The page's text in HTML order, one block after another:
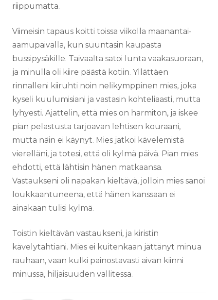
riippumatta.
Viimeisin tapaus koitti toissa viikolla maanantai-
aamupäivällä, kun suuntasin kaupasta
bussipysäkille. Taivaalta satoi lunta vaakasuoraan,
ja minulla oli kiire päästä kotiin. Yllättäen
rinnalleni kiiruhti noin nelikymppinen mies, joka
kyseli kuulumisiani ja vastasin kohteliaasti, mutta
lyhyesti. Ajattelin, että mies on harmiton, ja iskee
pian pelastusta tarjoavan lehtisen kouraani,
mutta näin ei käynyt. Mies jatkoi kävelemistä
vierelläni, ja totesi, että oli kylmä päivä. Pian mies
ehdotti, että lähtisin hänen matkaansa.
Vastaukseni oli napakan kieltävä, jolloin mies sanoi
loukkaantuneena, että hänen kanssaan ei
ainakaan tulisi kylmä.
Toistin kieltävän vastaukseni, ja kiristin
kävelytahtiani. Mies ei kuitenkaan jättänyt minua
rauhaan, vaan kulki painostavasti aivan kiinni
minussa, hiljaisuuden vallitessa.